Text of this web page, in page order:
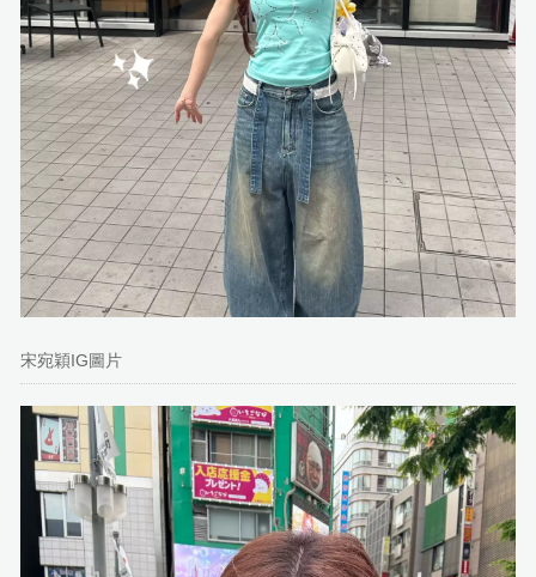
宋宛穎IG圖片